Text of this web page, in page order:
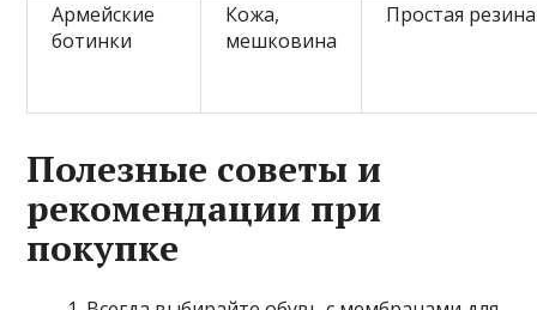
Армейские
ботинки
Кожа,
мешковина
Простая резина
Полезные советы и
рекомендации при
покупке